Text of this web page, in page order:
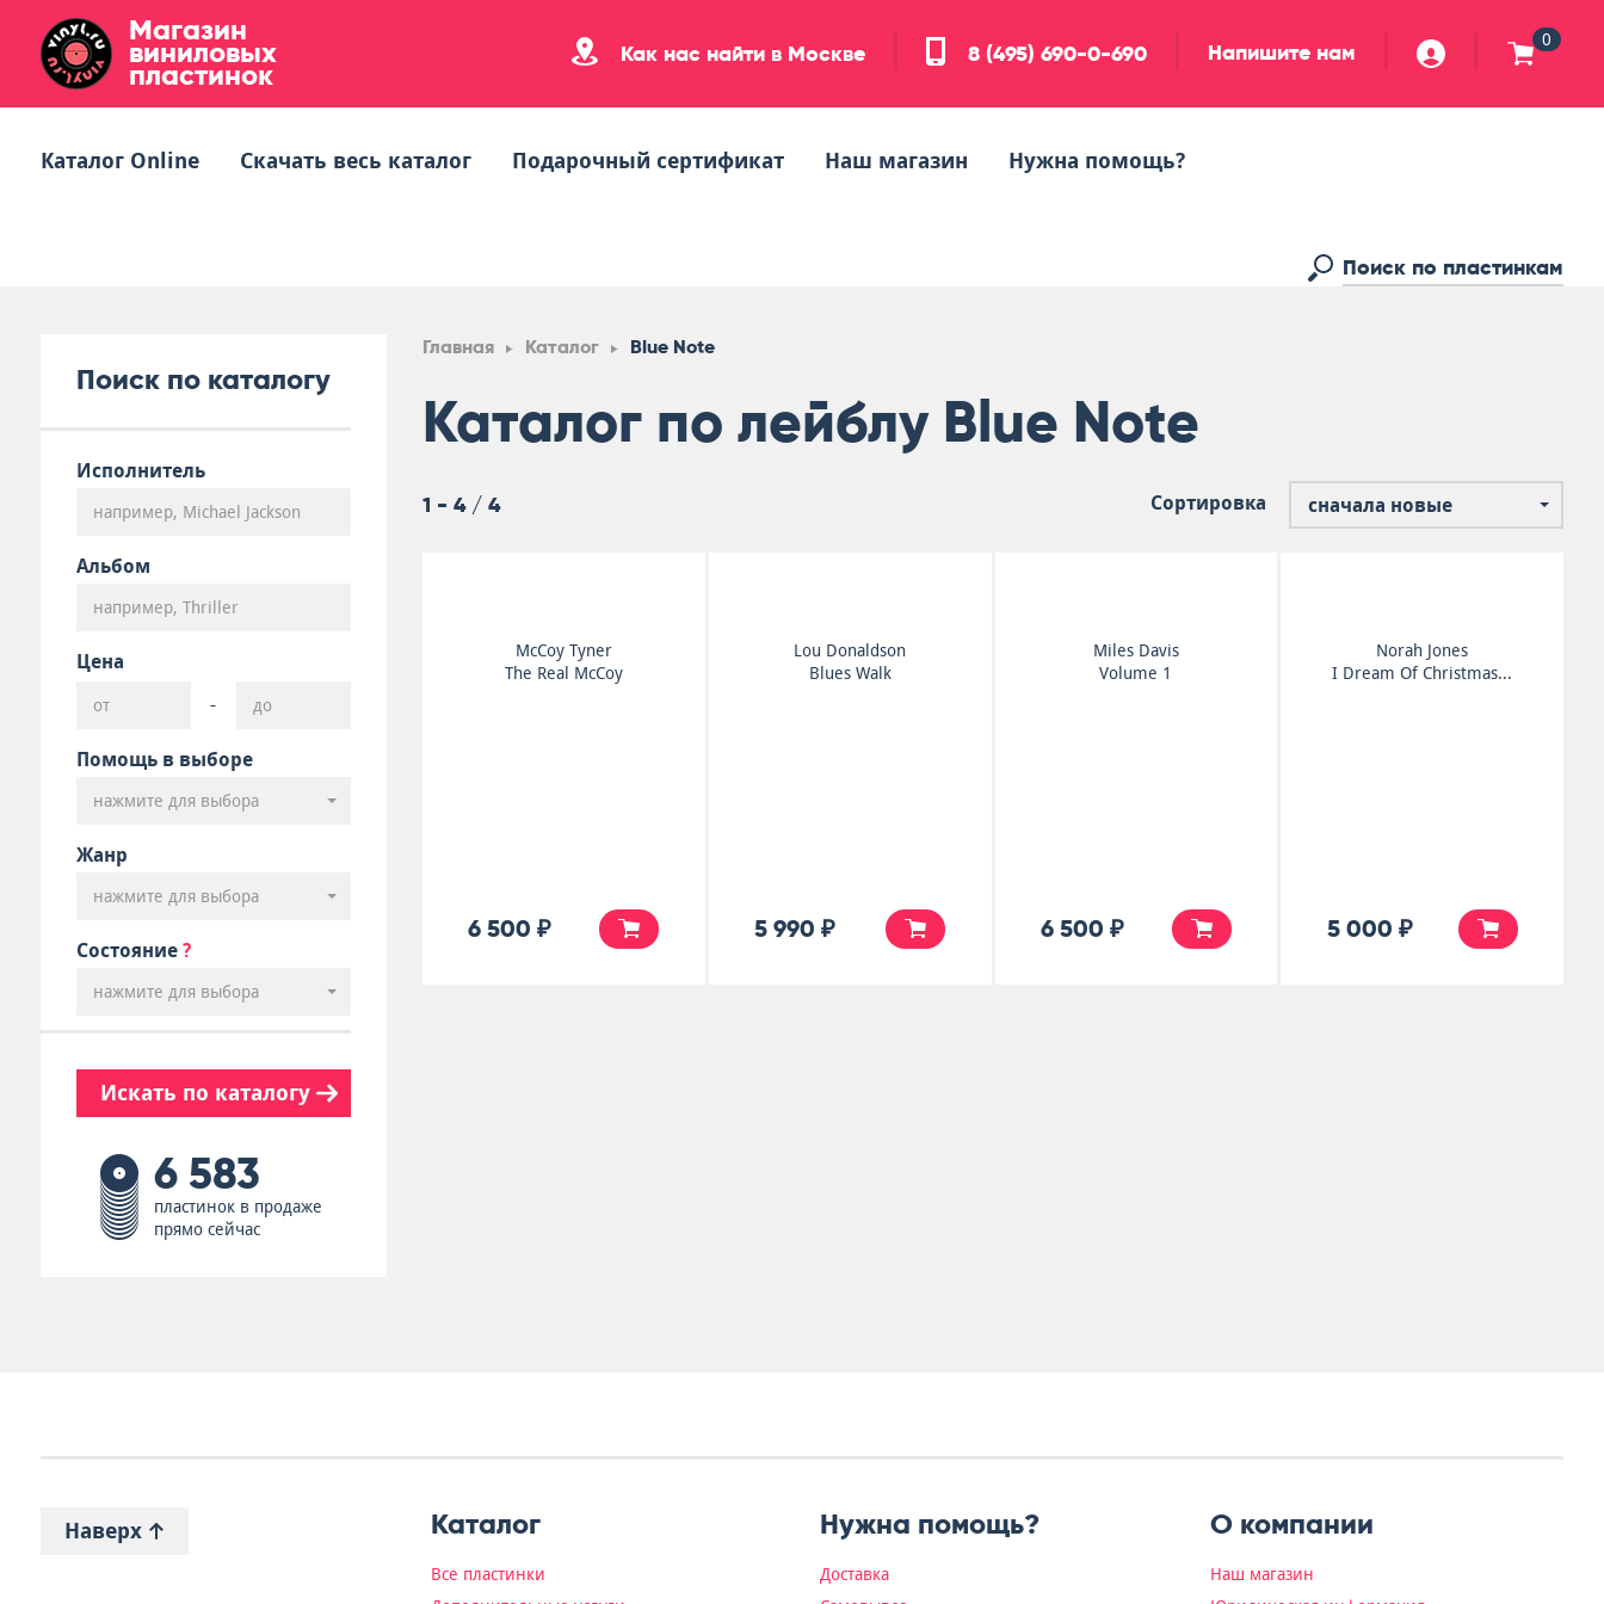
Магазин
виниловых
пластинок
Как нас найти в Москве 8 (495) 690-0-690 Напишите нам 0
Каталог Online Скачать весь каталог Подарочный сертификат Наш магазин Нужна помощь?
Поиск по каталогу
Исполнитель
Альбом
Цена
-
Помощь в выборе
нажмите для выбора
Жанр
нажмите для выбора
Состояние ?
нажмите для выбора
Искать по каталогу
6 583
пластинок в продаже
прямо сейчас
Главная Каталог Blue Note
Каталог по лейблу Blue Note
1 - 4 / 4 Сортировка сначала новые
McCoy Tyner
The Real McCoy
6 500 ₽
Lou Donaldson
Blues Walk
5 990 ₽
Miles Davis
Volume 1
6 500 ₽
Norah Jones
I Dream Of Christmas...
5 000 ₽
Наверх Каталог
Все пластинки
Нужна помощь?
Доставка
О компании
Наш магазин